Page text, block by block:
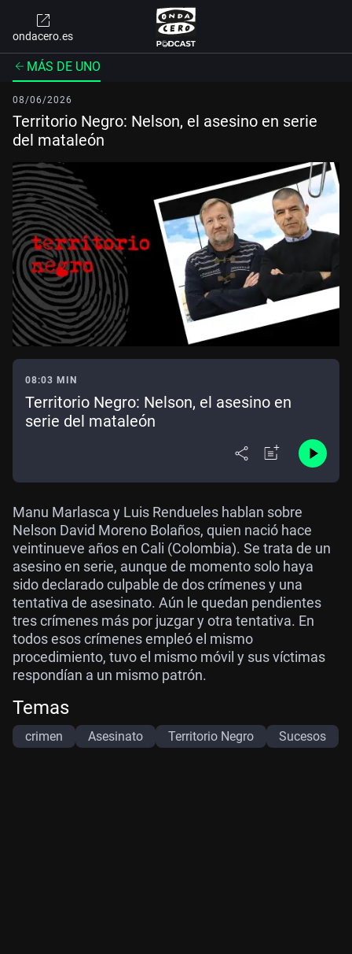
ondacero.es
MÁS DE UNO
08/06/2026
Territorio Negro: Nelson, el asesino en serie
del mataleón
08:03 MIN
Territorio Negro: Nelson, el asesino en
serie del mataleón
Manu Marlasca y Luis Rendueles hablan sobre
Nelson David Moreno Bolaños, quien nació hace
veintinueve años en Cali (Colombia). Se trata de un
asesino en serie, aunque de momento solo haya
sido declarado culpable de dos crímenes y una
tentativa de asesinato. Aún le quedan pendientes
tres crímenes más por juzgar y otra tentativa. En
todos esos crímenes empleó el mismo
procedimiento, tuvo el mismo móvil y sus víctimas
respondían a un mismo patrón.
Temas
crimen Asesinato Territorio Negro Sucesos